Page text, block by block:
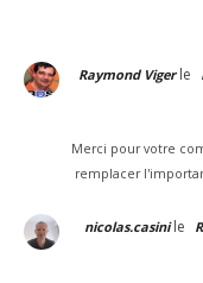
Raymond Vigerle
Merci pour votre
remplacer
nicolas.casinile